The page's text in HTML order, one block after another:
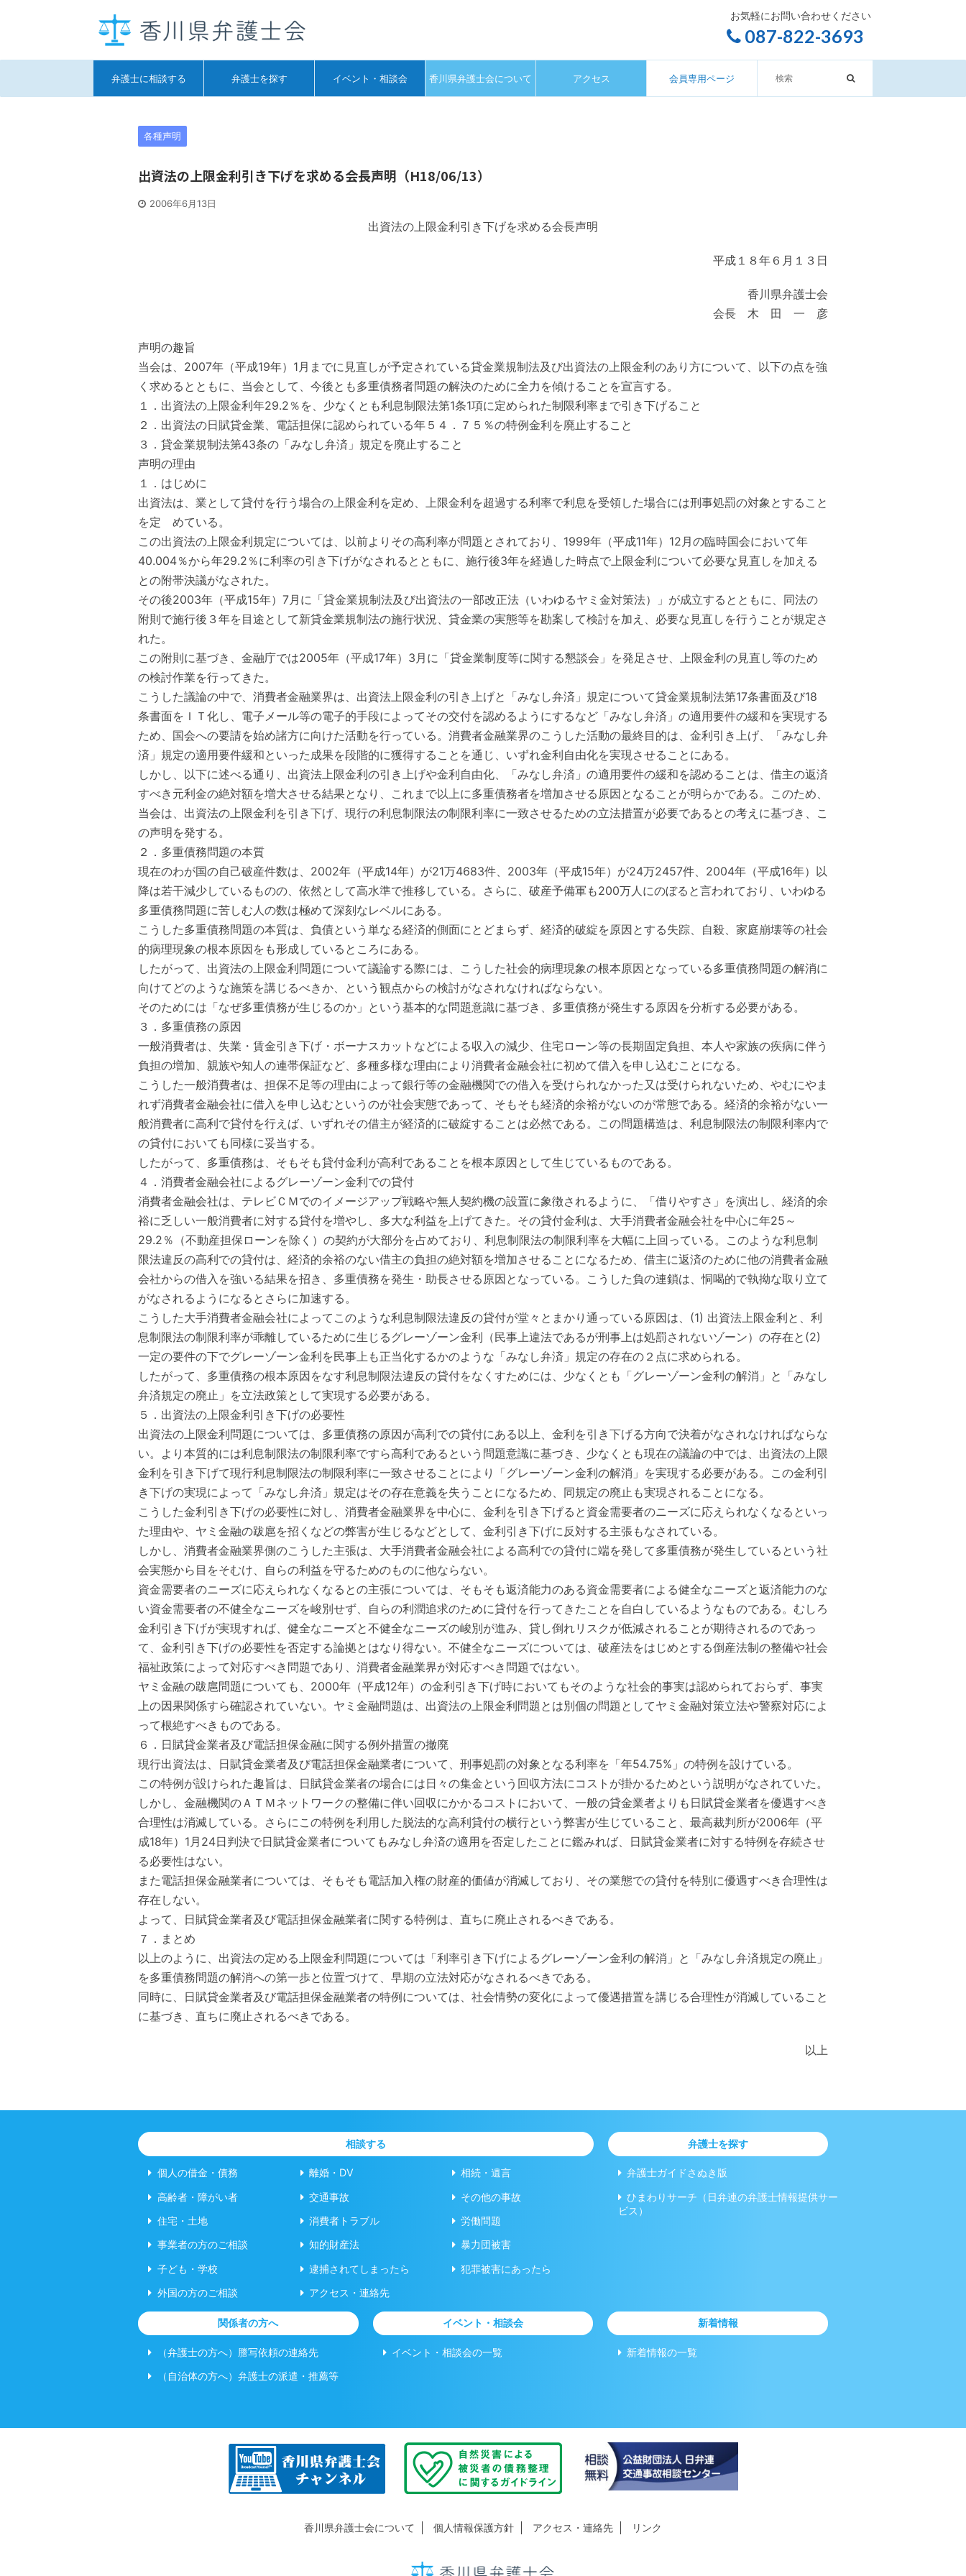
お気軽にお問い合わせください
087-822-3693
弁護士に相談する 弁護士を探す イベント・相談会 香川県弁護士会について アクセス 会員専用ページ
各種声明
出資法の上限金利引き下げを求める会長声明（H18/06/13）
2006年6月13日
出資法の上限金利引き下げを求める会長声明
平成１８年６月１３日
香川県弁護士会
会長 木 田 一 彦
声明の趣旨
当会は、2007年（平成19年）1月までに見直しが予定されている貸金業規制法及び出資法の上限金利のあり方について、以下の点を強
く求めるとともに、当会として、今後とも多重債務者問題の解決のために全力を傾けることを宣言する。
１．出資法の上限金利年29.2％を、少なくとも利息制限法第1条1項に定められた制限利率まで引き下げること
２．出資法の日賦貸金業、電話担保に認められている年５４．７５％の特例金利を廃止すること
３．貸金業規制法第43条の「みなし弁済」規定を廃止すること
声明の理由
１．はじめに
出資法は、業として貸付を行う場合の上限金利を定め、上限金利を超過する利率で利息を受領した場合には刑事処罰の対象とすること
を定 めている。
この出資法の上限金利規定については、以前よりその高利率が問題とされており、1999年（平成11年）12月の臨時国会において年
40.004％から年29.2％に利率の引き下げがなされるとともに、施行後3年を経過した時点で上限金利について必要な見直しを加える
との附帯決議がなされた。
その後2003年（平成15年）7月に「貸金業規制法及び出資法の一部改正法（いわゆるヤミ金対策法）」が成立するとともに、同法の
附則で施行後３年を目途として新貸金業規制法の施行状況、貸金業の実態等を勘案して検討を加え、必要な見直しを行うことが規定さ
れた。
この附則に基づき、金融庁では2005年（平成17年）3月に「貸金業制度等に関する懇談会」を発足させ、上限金利の見直し等のため
の検討作業を行ってきた。
こうした議論の中で、消費者金融業界は、出資法上限金利の引き上げと「みなし弁済」規定について貸金業規制法第17条書面及び18
条書面をＩＴ化し、電子メール等の電子的手段によってその交付を認めるようにするなど「みなし弁済」の適用要件の緩和を実現する
ため、国会への要請を始め諸方に向けた活動を行っている。消費者金融業界のこうした活動の最終目的は、金利引き上げ、「みなし弁
済」規定の適用要件緩和といった成果を段階的に獲得することを通じ、いずれ金利自由化を実現させることにある。
しかし、以下に述べる通り、出資法上限金利の引き上げや金利自由化、「みなし弁済」の適用要件の緩和を認めることは、借主の返済
すべき元利金の絶対額を増大させる結果となり、これまで以上に多重債務者を増加させる原因となることが明らかである。このため、
当会は、出資法の上限金利を引き下げ、現行の利息制限法の制限利率に一致させるための立法措置が必要であるとの考えに基づき、こ
の声明を発する。
２．多重債務問題の本質
現在のわが国の自己破産件数は、2002年（平成14年）が21万4683件、2003年（平成15年）が24万2457件、2004年（平成16年）以
降は若干減少しているものの、依然として高水準で推移している。さらに、破産予備軍も200万人にのぼると言われており、いわゆる
多重債務問題に苦しむ人の数は極めて深刻なレベルにある。
こうした多重債務問題の本質は、負債という単なる経済的側面にとどまらず、経済的破綻を原因とする失踪、自殺、家庭崩壊等の社会
的病理現象の根本原因をも形成しているところにある。
したがって、出資法の上限金利問題について議論する際には、こうした社会的病理現象の根本原因となっている多重債務問題の解消に
向けてどのような施策を講じるべきか、という観点からの検討がなされなければならない。
そのためには「なぜ多重債務が生じるのか」という基本的な問題意識に基づき、多重債務が発生する原因を分析する必要がある。
３．多重債務の原因
一般消費者は、失業・賃金引き下げ・ボーナスカットなどによる収入の減少、住宅ローン等の長期固定負担、本人や家族の疾病に伴う
負担の増加、親族や知人の連帯保証など、多種多様な理由により消費者金融会社に初めて借入を申し込むことになる。
こうした一般消費者は、担保不足等の理由によって銀行等の金融機関での借入を受けられなかった又は受けられないため、やむにやま
れず消費者金融会社に借入を申し込むというのが社会実態であって、そもそも経済的余裕がないのが常態である。経済的余裕がない一
般消費者に高利で貸付を行えば、いずれその借主が経済的に破綻することは必然である。この問題構造は、利息制限法の制限利率内で
の貸付においても同様に妥当する。
したがって、多重債務は、そもそも貸付金利が高利であることを根本原因として生じているものである。
４．消費者金融会社によるグレーゾーン金利での貸付
消費者金融会社は、テレビＣＭでのイメージアップ戦略や無人契約機の設置に象徴されるように、「借りやすさ」を演出し、経済的余
裕に乏しい一般消費者に対する貸付を増やし、多大な利益を上げてきた。その貸付金利は、大手消費者金融会社を中心に年25～
29.2％（不動産担保ローンを除く）の契約が大部分を占めており、利息制限法の制限利率を大幅に上回っている。このような利息制
限法違反の高利での貸付は、経済的余裕のない借主の負担の絶対額を増加させることになるため、借主に返済のために他の消費者金融
会社からの借入を強いる結果を招き、多重債務を発生・助長させる原因となっている。こうした負の連鎖は、恫喝的で執拗な取り立て
がなされるようになるとさらに加速する。
こうした大手消費者金融会社によってこのような利息制限法違反の貸付が堂々とまかり通っている原因は、(1) 出資法上限金利と、利
息制限法の制限利率が乖離しているために生じるグレーゾーン金利（民事上違法であるが刑事上は処罰されないゾーン）の存在と(2)
一定の要件の下でグレーゾーン金利を民事上も正当化するかのような「みなし弁済」規定の存在の２点に求められる。
したがって、多重債務の根本原因をなす利息制限法違反の貸付をなくすためには、少なくとも「グレーゾーン金利の解消」と「みなし
弁済規定の廃止」を立法政策として実現する必要がある。
５．出資法の上限金利引き下げの必要性
出資法の上限金利問題については、多重債務の原因が高利での貸付にある以上、金利を引き下げる方向で決着がなされなければならな
い。より本質的には利息制限法の制限利率ですら高利であるという問題意識に基づき、少なくとも現在の議論の中では、出資法の上限
金利を引き下げて現行利息制限法の制限利率に一致させることにより「グレーゾーン金利の解消」を実現する必要がある。この金利引
き下げの実現によって「みなし弁済」規定はその存在意義を失うことになるため、同規定の廃止も実現されることになる。
こうした金利引き下げの必要性に対し、消費者金融業界を中心に、金利を引き下げると資金需要者のニーズに応えられなくなるといっ
た理由や、ヤミ金融の跋扈を招くなどの弊害が生じるなどとして、金利引き下げに反対する主張もなされている。
しかし、消費者金融業界側のこうした主張は、大手消費者金融会社による高利での貸付に端を発して多重債務が発生しているという社
会実態から目をそむけ、自らの利益を守るためのものに他ならない。
資金需要者のニーズに応えられなくなるとの主張については、そもそも返済能力のある資金需要者による健全なニーズと返済能力のな
い資金需要者の不健全なニーズを峻別せず、自らの利潤追求のために貸付を行ってきたことを自白しているようなものである。むしろ
金利引き下げが実現すれば、健全なニーズと不健全なニーズの峻別が進み、貸し倒れリスクが低減されることが期待されるのであっ
て、金利引き下げの必要性を否定する論拠とはなり得ない。不健全なニーズについては、破産法をはじめとする倒産法制の整備や社会
福祉政策によって対応すべき問題であり、消費者金融業界が対応すべき問題ではない。
ヤミ金融の跋扈問題についても、2000年（平成12年）の金利引き下げ時においてもそのような社会的事実は認められておらず、事実
上の因果関係すら確認されていない。ヤミ金融問題は、出資法の上限金利問題とは別個の問題としてヤミ金融対策立法や警察対応によ
って根絶すべきものである。
６．日賦貸金業者及び電話担保金融に関する例外措置の撤廃
現行出資法は、日賦貸金業者及び電話担保金融業者について、刑事処罰の対象となる利率を「年54.75%」の特例を設けている。
この特例が設けられた趣旨は、日賦貸金業者の場合には日々の集金という回収方法にコストが掛かるためという説明がなされていた。
しかし、金融機関のＡＴＭネットワークの整備に伴い回収にかかるコストにおいて、一般の貸金業者よりも日賦貸金業者を優遇すべき
合理性は消滅している。さらにこの特例を利用した脱法的な高利貸付の横行という弊害が生じていること、最高裁判所が2006年（平
成18年）1月24日判決で日賦貸金業者についてもみなし弁済の適用を否定したことに鑑みれば、日賦貸金業者に対する特例を存続させ
る必要性はない。
また電話担保金融業者については、そもそも電話加入権の財産的価値が消滅しており、その業態での貸付を特別に優遇すべき合理性は
存在しない。
よって、日賦貸金業者及び電話担保金融業者に関する特例は、直ちに廃止されるべきである。
７．まとめ
以上のように、出資法の定める上限金利問題については「利率引き下げによるグレーゾーン金利の解消」と「みなし弁済規定の廃止」
を多重債務問題の解消への第一歩と位置づけて、早期の立法対応がなされるべきである。
同時に、日賦貸金業者及び電話担保金融業者の特例については、社会情勢の変化によって優遇措置を講じる合理性が消滅していること
に基づき、直ちに廃止されるべきである。
以上
相談する
個人の借金・債務 離婚・DV
相続・遺言
高齢者・障がい者
交通事故
その他の事故
住宅・土地
消費者トラブル
労働問題
事業者の方のご相談
知的財産法
暴力団被害
子ども・学校
逮捕されてしまったら
犯罪被害にあったら
外国の方のご相談
アクセス・連絡先
弁護士を探す
弁護士ガイドさぬき版
ひまわりサーチ（日弁連の弁護士情報提供サー
ビス）
関係者の方へ
（弁護士の方へ）謄写依頼の連絡先
（自治体の方へ）弁護士の派遣・推薦等
イベント・相談会
イベント・相談会の一覧
新着情報
新着情報の一覧
香川県弁護士会について 個人情報保護方針 アクセス・連絡先 リンク